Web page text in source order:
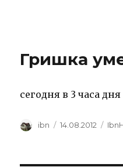
Гришка
сегодня в 3 часа
Author
ibn
Posted
14.08.2012